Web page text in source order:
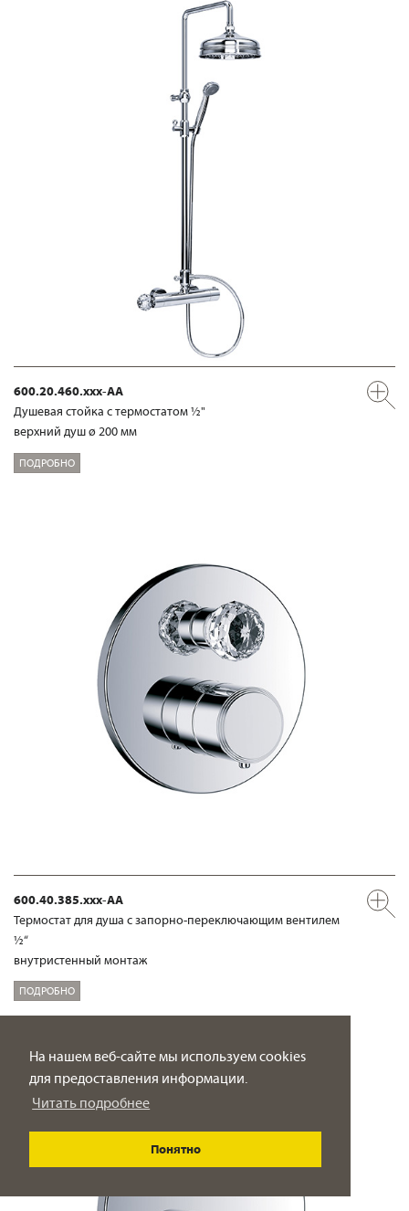
На нашем веб-сайте мы используем cookies
для предоставления информации.
Читать подробнее
Понятно
600.20.460.xxx-AA
Душевая стойка с термостатом ½"
верхний душ ø 200 мм
ПОДРОБНО
600.40.385.xxx-AA
Термостат для душа с запорно-переключающим вентилем
½“
внутристенный монтаж
ПОДРОБНО